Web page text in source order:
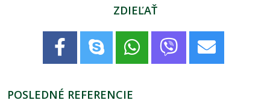
ZDIEĽAŤ
POSLEDNÉ REFERENCIE